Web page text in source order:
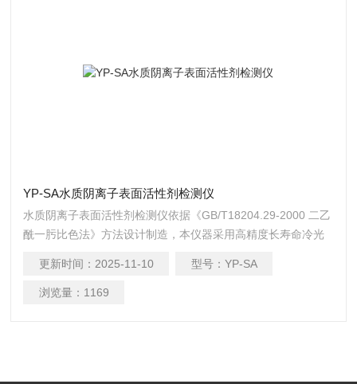
YP-SA水质阴离子表面活性剂检测仪
水质阴离子表面活性剂检测仪依据《GB/T18204.29-2000 二乙
酰一肟比色法》方法设计制造，本仪器采用高精度长寿命冷光
用水、地表水、生活污水水、废水等的水质阴离子表面活性剂
含量的测定。
更新时间： 2025-11-10 型号： YP-SA
浏览量： 1169